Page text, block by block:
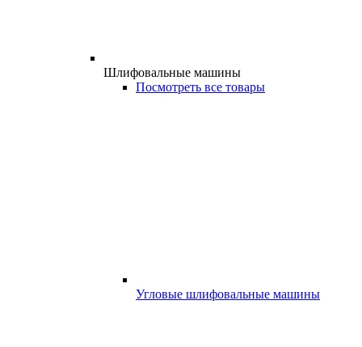
Шлифовальные машины
Посмотреть все товары
Угловые шлифовальные машины